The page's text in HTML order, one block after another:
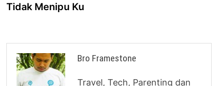
Tidak Menipu Ku
Bro Framestone
Travel, Tech, Parenting dan